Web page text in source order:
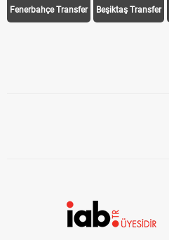
Fenerbahçe Transfer Beşiktaş Transfer